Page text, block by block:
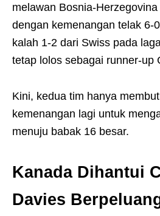
melawan Bosnia-
dengan kemenangan telak 6-
kalah 1-2 dari Swiss pada
tetap lolos sebagai runner-up
Kini, kedua tim hanya
kemenangan lagi untuk
menuju babak 16 besar.
Kanada Dihantui
Davies